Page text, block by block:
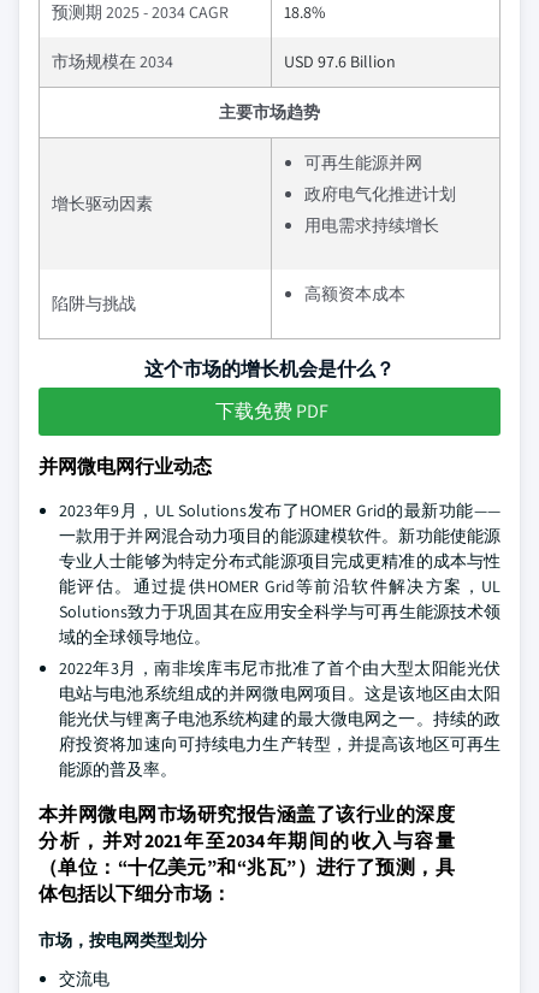
预测期 2025 - 2034 CAGR 18.8%
市场规模在 2034 USD 97.6 Billion
主要市场趋势
增长驱动因素
可再生能源并网
政府电气化推进计划
用电需求持续增长
陷阱与挑战 高额资本成本
这个市场的增长机会是什么？
下载免费 PDF
并网微电网行业动态
2023年9月，UL Solutions发布了HOMER Grid的最新功能——
一款用于并网混合动力项目的能源建模软件。新功能使能源
专业人士能够为特定分布式能源项目完成更精准的成本与性
能评估。通过提供HOMER Grid等前沿软件解决方案，UL
Solutions致力于巩固其在应用安全科学与可再生能源技术领
域的全球领导地位。
2022年3月，南非埃库韦尼市批准了首个由大型太阳能光伏
电站与电池系统组成的并网微电网项目。这是该地区由太阳
能光伏与锂离子电池系统构建的最大微电网之一。持续的政
府投资将加速向可持续电力生产转型，并提高该地区可再生
能源的普及率。
本并网微电网市场研究报告涵盖了该行业的深度
分析，并对2021年至2034年期间的收入与容量
（单位：“十亿美元”和“兆瓦”）进行了预测，具
体包括以下细分市场：
市场，按电网类型划分
交流电